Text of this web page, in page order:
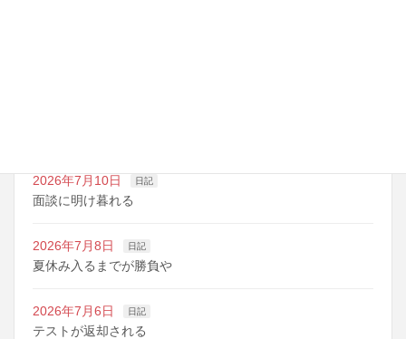
2026年7月10日 日記
面談に明け暮れる
2026年7月8日 日記
夏休み入るまでが勝負や
2026年7月6日 日記
テストが返却される